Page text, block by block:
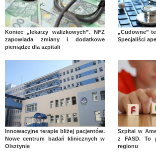
Koniec „lekarzy walizkowych”. NFZ
zapowiada zmiany i dodatkowe
pieniądze dla szpitali
„Cudowne”
Specjaliści
Innowacyjne terapie bliżej pacjentów.
Nowe centrum badań klinicznych w
Olsztynie
Szpital w
z FASD. To
regionu